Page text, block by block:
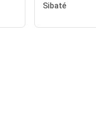
Sibaté